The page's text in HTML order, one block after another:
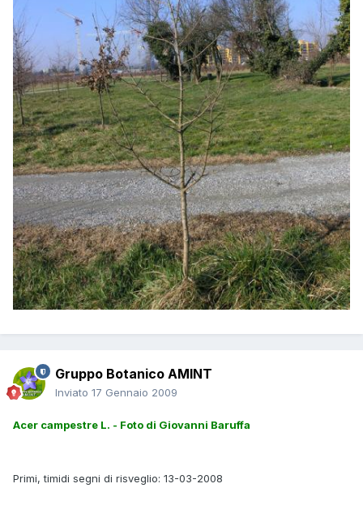
Gruppo Botanico AMINT
Inviato 17 Gennaio 2009
Acer campestre L. - Foto di Giovanni Baruffa
Primi, timidi segni di risveglio: 13-03-2008